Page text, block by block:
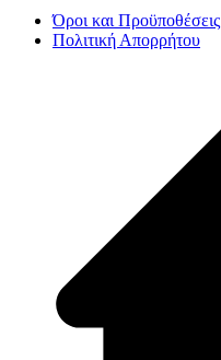
Όροι και Προϋποθέσεις
Πολιτική Απορρήτου